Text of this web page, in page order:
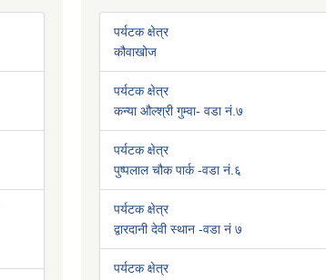
पर्यटक क्षेत्र
कौवाखोज
पर्यटक क्षेत्र
कन्या औल्श्री गुम्वा- वडा नं.७
पर्यटक क्षेत्र
पुष्पलाल चौक पार्क -वडा नं.६
पर्यटक क्षेत्र
द्वारदानी देवी स्थान -वडा नं ७
पर्यटक क्षेत्र